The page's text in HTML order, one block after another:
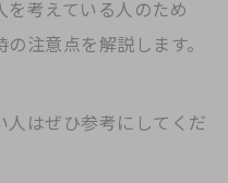
を考えている人のため
注意点を解説します。
人はぜひ参考にしてくだ